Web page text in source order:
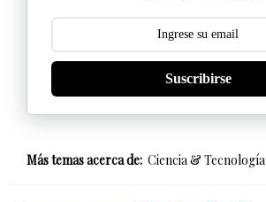
Suscribirse
Más temas acerca de: Ciencia & Tecnología